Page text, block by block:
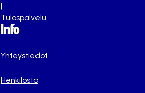
|
Tulospalvelu
Info
Yhteystiedot
Henkilöstö